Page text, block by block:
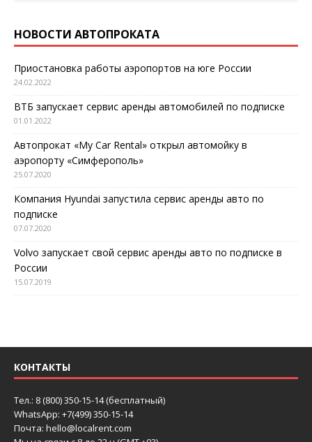
НОВОСТИ АВТОПРОКАТА
Приостановка работы аэропортов на юге России
24.02.2022
ВТБ запускает сервис аренды автомобилей по подписке
01.01.2022
Автопрокат «My Car Rental» открыл автомойку в
аэропорту «Симферополь»
25.07.2020
Компания Hyundai запустила сервис аренды авто по
подписке
07.07.2020
Volvo запускает свой сервис аренды авто по подписке в
России
15.07.2019
КОНТАКТЫ
Тел.: 8 (800) 350-15-14 (бесплатный)
WhatsApp: +7(499) 350-15-14
Почта: hello@localrent.com